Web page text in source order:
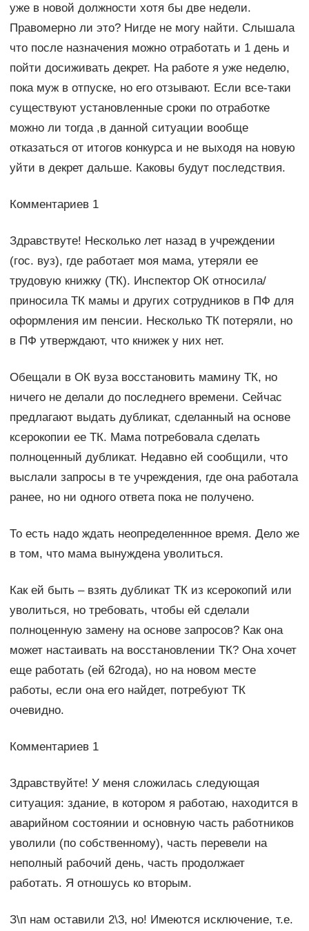
уже в новой должности хотя бы две недели.
Правомерно ли это? Нигде не могу найти. Слышала
что после назначения можно отработать и 1 день и
пойти досиживать декрет. На работе я уже неделю,
пока муж в отпуске, но его отзывают. Если все-таки
существуют установленные сроки по отработке
можно ли тогда ,в данной ситуации вообще
отказаться от итогов конкурса и не выходя на новую
уйти в декрет дальше. Каковы будут последствия.
Комментариев 1
Здравствуте! Несколько лет назад в учреждении
(гос. вуз), где работает моя мама, утеряли ее
трудовую книжку (ТК). Инспектор ОК относила/
приносила ТК мамы и других сотрудников в ПФ для
оформления им пенсии. Несколько ТК потеряли, но
в ПФ утверждают, что книжек у них нет.
Обещали в ОК вуза восстановить мамину ТК, но
ничего не делали до последнего времени. Сейчас
предлагают выдать дубликат, сделанный на основе
ксерокопии ее ТК. Мама потребовала сделать
полноценный дубликат. Недавно ей сообщили, что
выслали запросы в те учреждения, где она работала
ранее, но ни одного ответа пока не получено.
То есть надо ждать неопределеннное время. Дело же
в том, что мама вынуждена уволиться.
Как ей быть – взять дубликат ТК из ксерокопий или
уволиться, но требовать, чтобы ей сделали
полноценную замену на основе запросов? Как она
может настаивать на восстановлении ТК? Она хочет
еще работать (ей 62года), но на новом месте
работы, если она его найдет, потребуют ТК
очевидно.
Комментариев 1
Здравствуйте! У меня сложилась следующая
ситуация: здание, в котором я работаю, находится в
аварийном состоянии и основную часть работников
уволили (по собственному), часть перевели на
неполный рабочий день, часть продолжает
работать. Я отношусь ко вторым.
З\п нам оставили 2\3, но! Имеются исключение, т.е.